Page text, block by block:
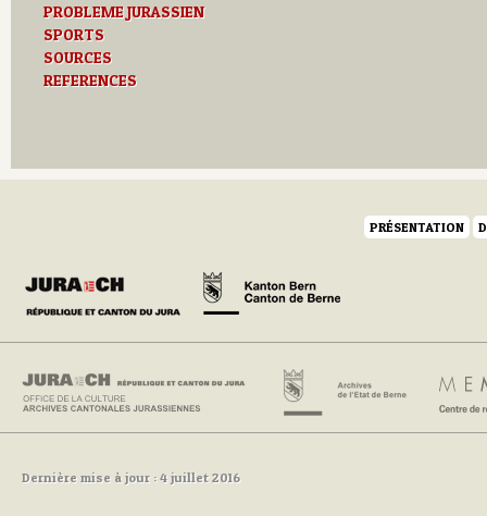
PROBLEME JURASSIEN
SPORTS
SOURCES
REFERENCES
PRÉSENTATION
Dernière mise à jour : 4 juillet 2016